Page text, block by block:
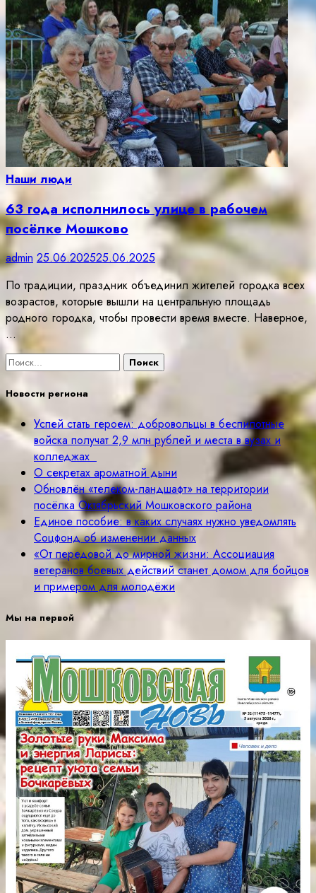
Наши люди
63 года исполнилось улице в рабочем
посёлке Мошково
admin 25.06.202525.06.2025
По традиции, праздник объединил жителей городка всех
возрастов, которые вышли на центральную площадь
родного городка, чтобы провести время вместе. Наверное,
…
Найти:
Новости региона
Успей стать героем: добровольцы в беспилотные
войска получат 2,9 млн рублей и места в вузах и
колледжах
О секретах ароматной дыни
Обновлён «телеком-ландшафт» на территории
посёлка Октябрьский Мошковского района
Единое пособие: в каких случаях нужно уведомлять
Соцфонд об изменении данных
«От передовой до мирной жизни: Ассоциация
ветеранов боевых действий станет домом для бойцов
и примером для молодёжи
Мы на первой